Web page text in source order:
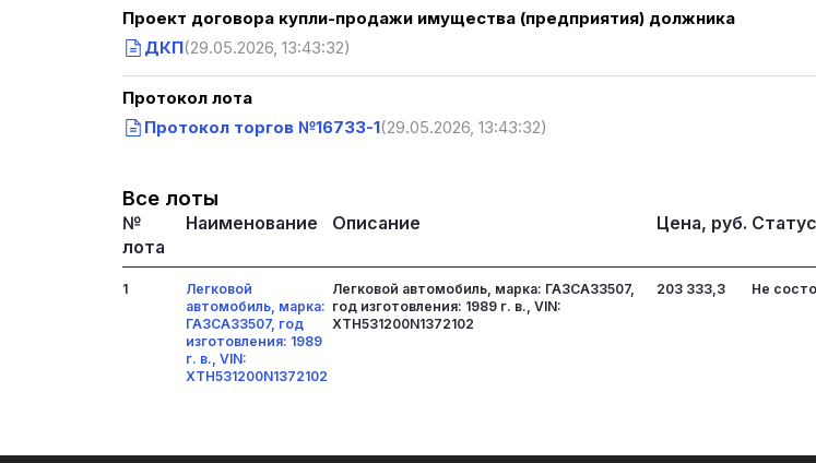
Проект договора купли-продажи имущества (предприятия) должника
ДКП(29.05.2026, 13:43:32)
Протокол лота
Протокол торгов №16733-1(29.05.2026, 13:43:32)
Все лоты
№
лота
Наименование Описание Цена, руб. Статус
1
Легковой
автомобиль, марка:
ГАЗСАЗ3507, год
изготовления: 1989
г. в., VIN:
XTH531200N1372102
Легковой автомобиль, марка: ГАЗСАЗ3507,
год изготовления: 1989 г. в., VIN:
XTH531200N1372102
203 333,3 Не